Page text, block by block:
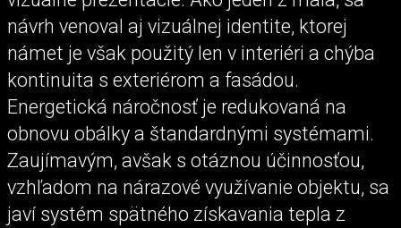
návrh venoval aj vizuálnej identite, ktorej
námet je však použitý len v interiéri a chýba
kontinuita s exteriérom a fasádou.
Energetická náročnosť je redukovaná na
obnovu obálky a štandardnými systémami.
Zaujímavým, avšak s otáznou účinnosťou,
vzhľadom na nárazové využívanie objektu, sa
javí systém spätného získavania tepla z